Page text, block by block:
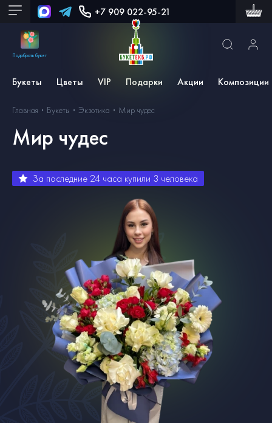
+7 909 022-95-21
Подобрать букет
Букеты Цветы VIP Подарки Акции Композиции
Главная Букеты Экзотика Мир чудес
Мир чудес
За последние 24 часа купили 3 человека